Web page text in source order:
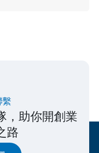
繫
，助你開創業
路